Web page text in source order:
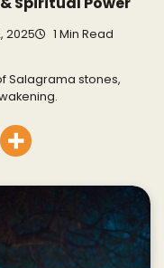
2025
1 Min Read
Salagrama stones,